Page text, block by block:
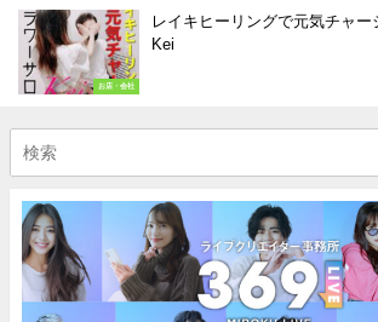
お店・会社
レイキヒーリングで元気チャ
Kei